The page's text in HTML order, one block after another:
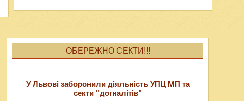
ОБЕРЕЖНО СЕКТИ!!!
У Львові заборонили діяльність УПЦ МП та
секти "догналітів"